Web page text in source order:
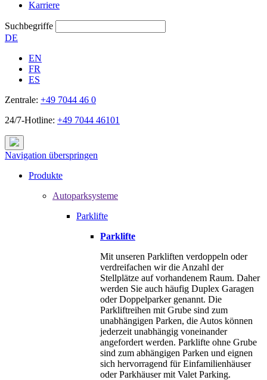
Karriere
Suchbegriffe
DE
EN
FR
ES
Zentrale: +49 7044 46 0
24/7-Hotline: +49 7044 46101
Navigation überspringen
Produkte
Autoparksysteme
Parklifte
Parklifte
Mit unseren Parkliften verdoppeln oder
verdreifachen wir die Anzahl der
Stellplätze auf vorhandenem Raum. Daher
werden Sie auch häufig Duplex Garagen
oder Doppelparker genannt. Die
Parkliftreihen mit Grube sind zum
unabhängigen Parken, die Autos können
jederzeit unabhängig voneinander
angefordert werden. Parklifte ohne Grube
sind zum abhängigen Parken und eignen
sich hervorragend für Einfamilienhäuser
oder Parkhäuser mit Valet Parking.